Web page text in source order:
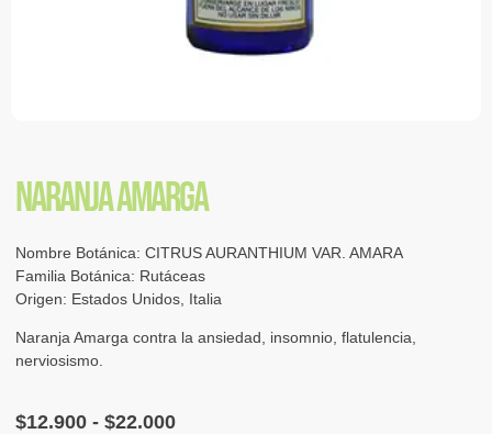
NARANJA AMARGA
Nombre Botánica: CITRUS AURANTHIUM VAR. AMARA
Familia Botánica: Rutáceas
Origen: Estados Unidos, Italia
Naranja Amarga contra la ansiedad, insomnio, flatulencia,
nerviosismo.
$12.900 - $22.000